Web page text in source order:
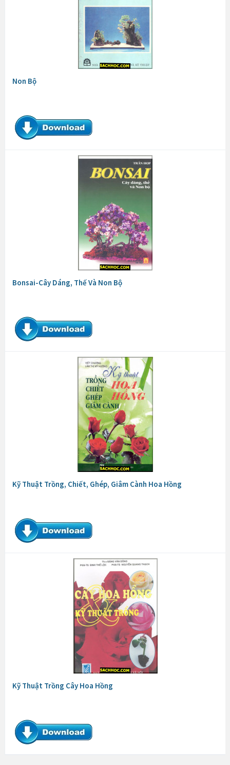
Non Bộ
Bonsai-Cây Dáng, Thế Và Non Bộ
Kỹ Thuật Trồng, Chiết, Ghép, Giâm Cành Hoa Hồng
Kỹ Thuật Trồng Cây Hoa Hồng